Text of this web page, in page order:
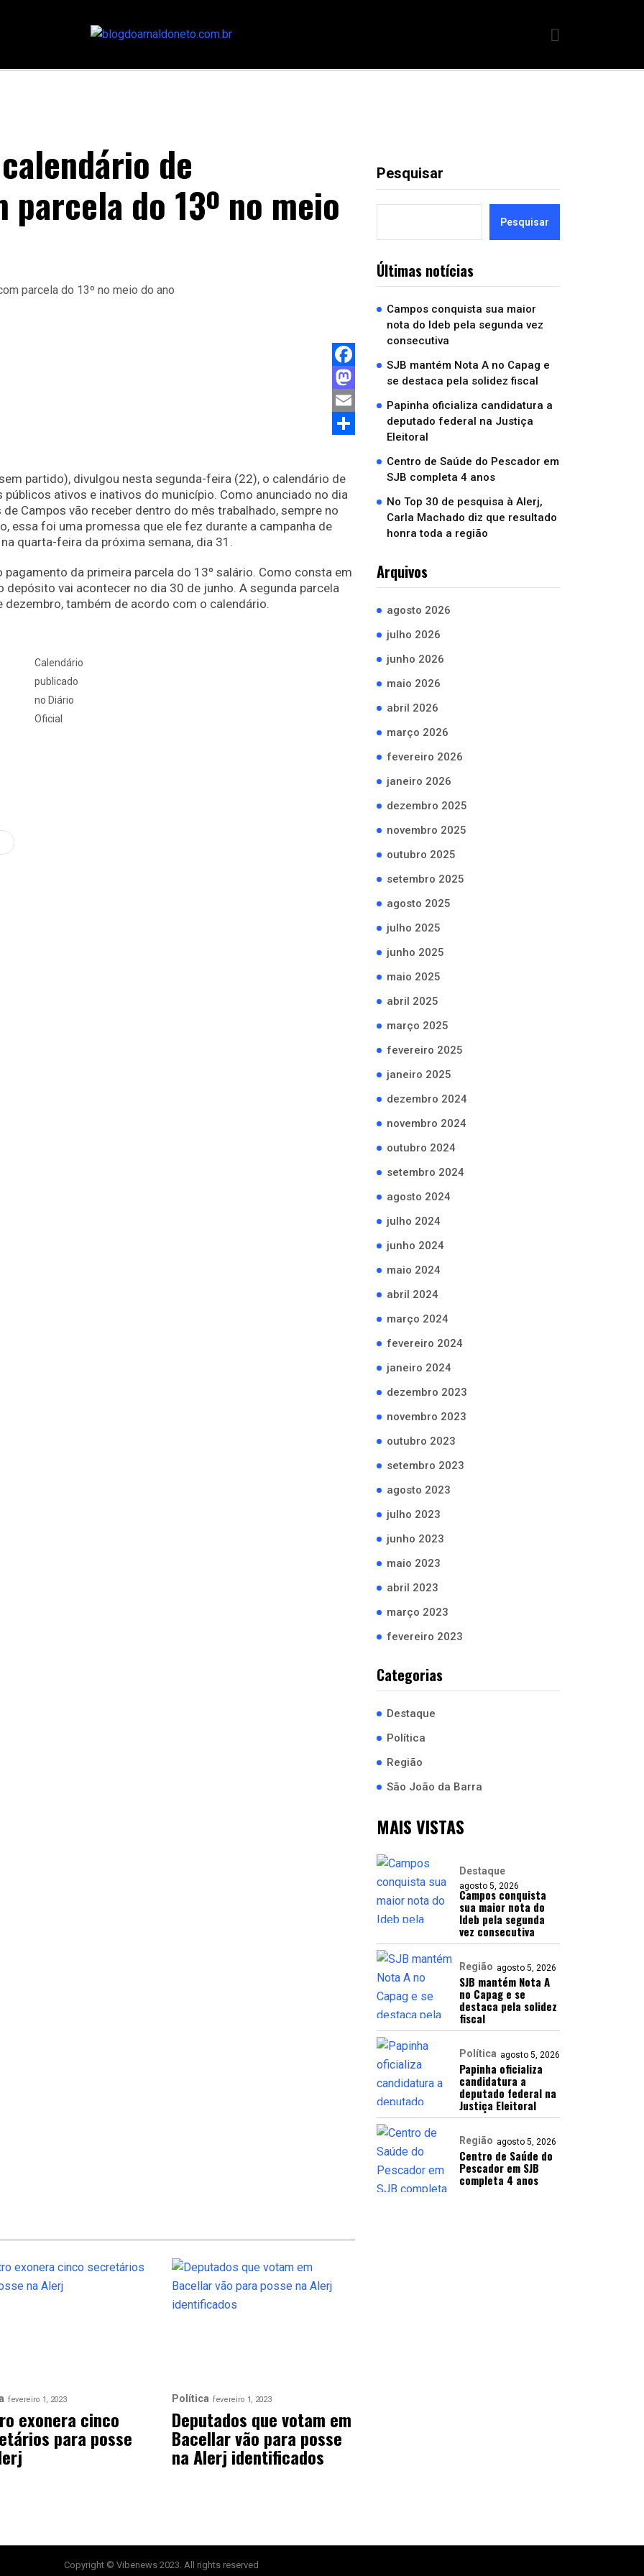
de
parcela do 13º no meio
Facebook
Mastodon
Email
partido), divulgou nesta segunda-feira (22), o calendário de
ativos e inativos do município. Como anunciado no dia
Campos vão receber dentro do mês trabalhado, sempre no
essa foi uma promessa que ele fez durante a campanha de
quarta-feira da próxima semana, dia 31.
da primeira parcela do 13º salário. Como consta em
vai acontecer no dia 30 de junho. A segunda parcela
também de acordo com o calendário.
Calendário
publicado
no Diário
Oficial
Pesquisar
Pesquisar
Últimas notícias
Campos conquista sua maior
nota do Ideb pela segunda vez
consecutiva
SJB mantém Nota A no Capag e
se destaca pela solidez fiscal
Papinha oficializa candidatura a
deputado federal na Justiça
Eleitoral
Centro de Saúde do Pescador em
SJB completa 4 anos
No Top 30 de pesquisa à Alerj,
Carla Machado diz que resultado
honra toda a região
Arquivos
agosto 2026
julho 2026
junho 2026
maio 2026
abril 2026
março 2026
fevereiro 2026
janeiro 2026
dezembro 2025
novembro 2025
outubro 2025
setembro 2025
agosto 2025
julho 2025
junho 2025
maio 2025
abril 2025
março 2025
fevereiro 2025
janeiro 2025
dezembro 2024
novembro 2024
outubro 2024
setembro 2024
agosto 2024
julho 2024
junho 2024
maio 2024
abril 2024
março 2024
fevereiro 2024
janeiro 2024
dezembro 2023
novembro 2023
outubro 2023
setembro 2023
agosto 2023
julho 2023
junho 2023
maio 2023
abril 2023
março 2023
fevereiro 2023
Categorias
Destaque
Política
Região
São João da Barra
MAIS VISTAS
Destaque
agosto 5, 2026
Campos conquista
sua maior nota do
Ideb pela segunda
vez consecutiva
Região agosto 5, 2026
SJB mantém Nota A
no Capag e se
destaca pela solidez
fiscal
Política agosto 5, 2026
Papinha oficializa
candidatura a
deputado federal na
Justiça Eleitoral
Região agosto 5, 2026
Centro de Saúde do
Pescador em SJB
completa 4 anos
fevereiro 1, 2023
exonera cinco
para posse
Política fevereiro 1, 2023
Deputados que votam em
Bacellar vão para posse
na Alerj identificados
Copyright © Vibenews 2023. All rights reserved